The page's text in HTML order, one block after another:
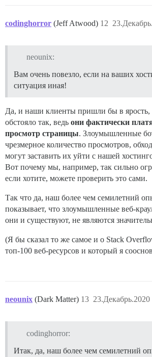
codinghorror (Jeff Atwood) 12
neounix:
Вам очень повезло, если на ваших
ситуация иная!
Да, и наши клиенты пришли бы в ярость,
обстояло так, ведь они фактически
просмотр страницы. Злоумышленные
чрезмерное количество просмотров,
могут заставить их уйти с нашей
Вот почему мы, например, так сильно
если хотите, можете проверить это сами.
Так что да, наш более чем семилетний
показывает, что злоумышленные веб-
они и существуют, не являются
(Я бы сказал то же самое и о Stack
топ-100 веб-ресурсов и который я
neounix (Dark Matter) 23.Декабрь.2020
13
codinghorror:
Итак, да, наш более чем семилетний